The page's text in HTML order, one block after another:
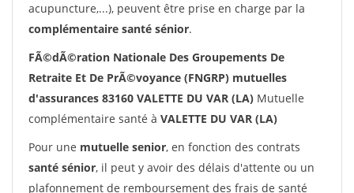
acupuncture,...), peuvent être prise en charge par la
complémentaire santé sénior.
FÃ©dÃ©ration Nationale Des Groupements De
Retraite Et De PrÃ©voyance (FNGRP) mutuelles
d'assurances 83160 VALETTE DU VAR (LA) Mutuelle
complémentaire santé à VALETTE DU VAR (LA)
Pour une mutuelle senior, en fonction des contrats
santé sénior, il peut y avoir des délais d'attente ou un
plafonnement de remboursement des frais de santé